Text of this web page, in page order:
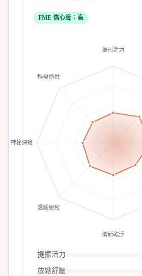
FME 信心度： 高
提振活力
清新乾淨
溫暖療癒
神秘深邃
輕盈愉悅
提振活力
放鬆舒壓